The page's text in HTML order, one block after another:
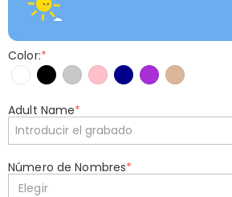
Color:*
Adult Name*
Número de Nombres*
Elegir